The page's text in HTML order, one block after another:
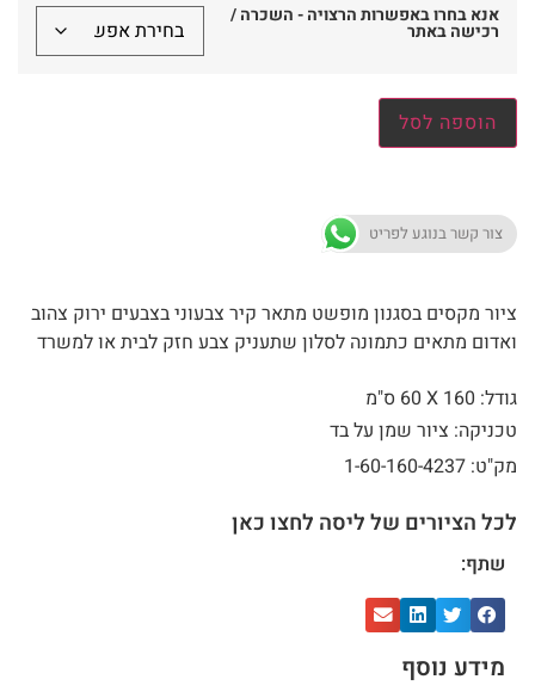
אנא בחרו באפשרות הרצויה - השכרה /
רכישה באתר
הוספה לסל
צור קשר בנוגע לפריט
ציור מקסים בסגנון מופשט מתאר קיר צבעוני בצבעים ירוק צהוב
ואדום מתאים כתמונה לסלון שתעניק צבע חזק לבית או למשרד
גודל: 160 X
60 ס"מ
טכניקה: ציור שמן על בד
מק"ט: 1-60-160-4237
לכל הציורים של ליסה לחצו כאן
שתף:
מידע נוסף